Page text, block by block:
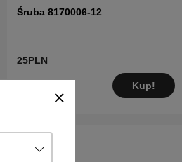
Śruba 8170006-12
25PLN
magazynie
Kup!